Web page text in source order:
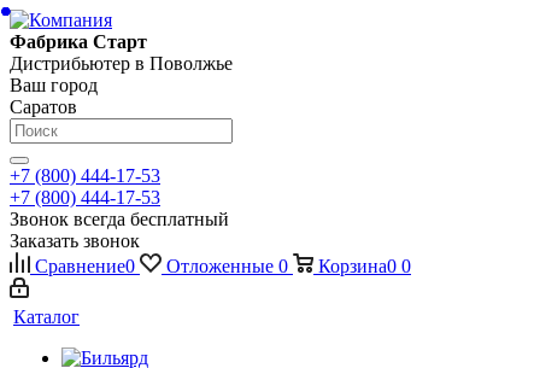
Фабрика Старт
Дистрибьютер в Поволжье
Ваш город
Саратов
+7 (800) 444-17-53
+7 (800) 444-17-53
Звонок всегда бесплатный
Заказать звонок
Сравнение0 Отложенные 0 Корзина0 0
Каталог